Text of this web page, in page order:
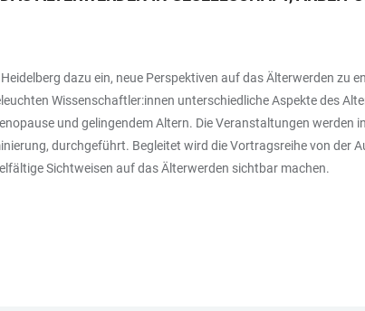
dazu ein, neue Perspektiven auf das Älterwerden zu
Wissenschaftler:innen unterschiedliche Aspekte des
und gelingendem Altern. Die Veranstaltungen werden
durchgeführt. Begleitet wird die Vortragsreihe von der
Sichtweisen auf das Älterwerden sichtbar machen.